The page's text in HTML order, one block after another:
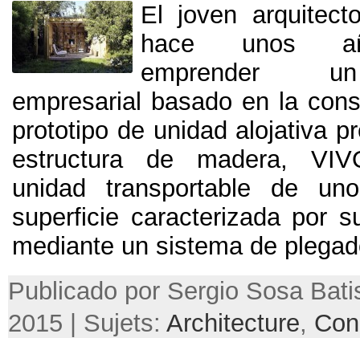
El joven
hace unos
emprender
empresarial basado en la
prototipo de unidad alojativa
estructura de madera,
unidad transportable de
superficie caracterizada por
mediante un sistema de
Publicado por Sergio Sosa
2015 | Sujets: Architecture,